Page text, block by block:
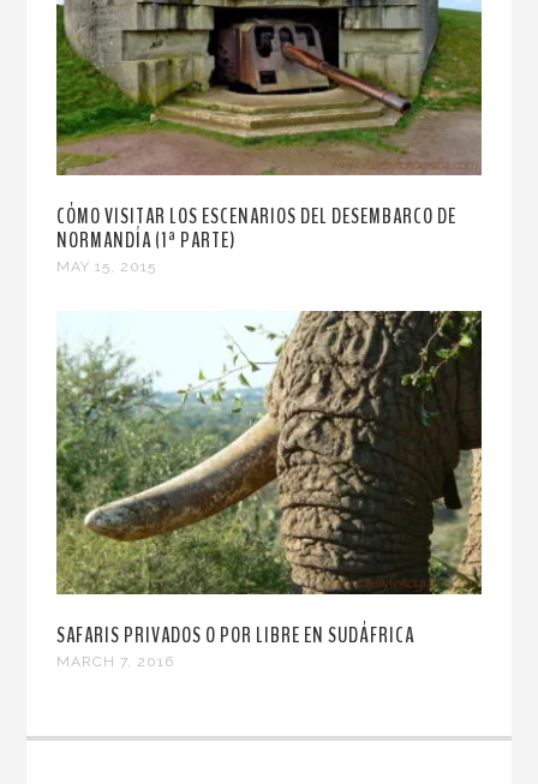
CÓMO VISITAR LOS ESCENARIOS DEL DESEMBARCO DE
NORMANDÍA (1ª PARTE)
MAY 15, 2015
SAFARIS PRIVADOS O POR LIBRE EN SUDÁFRICA
MARCH 7, 2016